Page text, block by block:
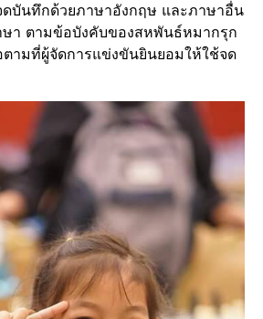
บันทึกด้วยภาษาอังกฤษ และภาษาอื่น
า ตามข้อบังคับของสหพันธ์หมากรุก
ามที่ผู้จัดการแข่งขันยินยอมให้ใช้จด